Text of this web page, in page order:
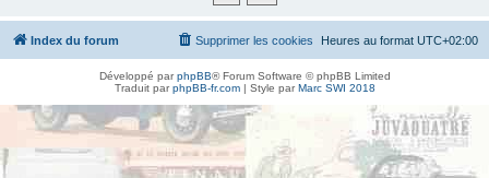
Index du forum Heures au format UTC+02:00
Supprimer les cookies
Développé parphpBB® Forum Software © phpBB Limited
Traduit parphpBB-fr.com| Style parMarc SWI 2018